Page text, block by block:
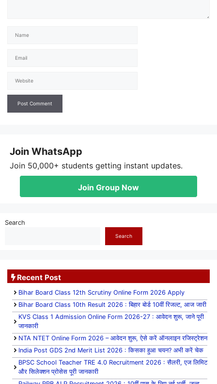
Join WhatsApp
Join 50,000+ students getting instant updates.
Join Group Now
Search
Search
Recent Post
Bihar Board Class 12th Scrutiny Online Form 2026 Apply
Bihar Board Class 10th Result 2026 : बिहार बोर्ड 10वीं रिजल्ट, आज जारी
KVS Class 1 Admission Online Form 2026-27 : आवेदन शुरू, जाने पूरी
जानकारी
NTA NTET Online Form 2026 – आवेदन शुरू, ऐसे करें ऑनलाइन रजिस्ट्रेशन
India Post GDS 2nd Merit List 2026 : किसका हुआ चयन? अभी करें चेक
BPSC School Teacher TRE 4.0 Recruitment 2026 : सैलरी, एज लिमिट
और सिलेक्शन प्रोसेस पूरी जानकारी